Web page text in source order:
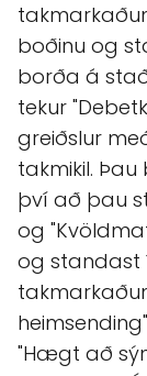
boðinu og
borða á
tekur
greiðslur
takmikil.
því að þau
og
og standast
"Hægt að